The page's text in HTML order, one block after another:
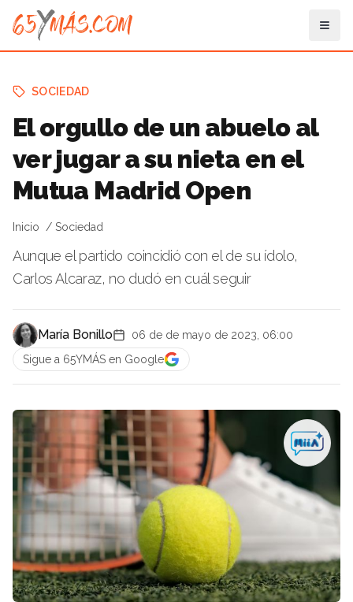
SOCIEDAD
El orgullo de un abuelo al
ver jugar a su nieta en el
Mutua Madrid Open
Inicio Sociedad
Aunque el partido coincidió con el de su ídolo,
Carlos Alcaraz, no dudó en cuál seguir
María Bonillo
06 de de mayo de 2023, 06:00
Sigue a 65YMÁS en Google